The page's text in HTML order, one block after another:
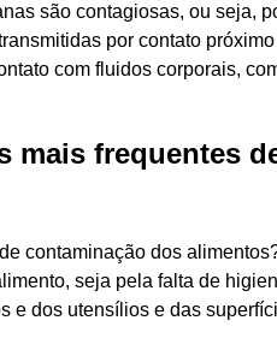
são contagiosas, ou seja,
por contato
com fluidos corporais,
mais frequentes
contaminação dos
seja pela falta de
e dos utensílios e das